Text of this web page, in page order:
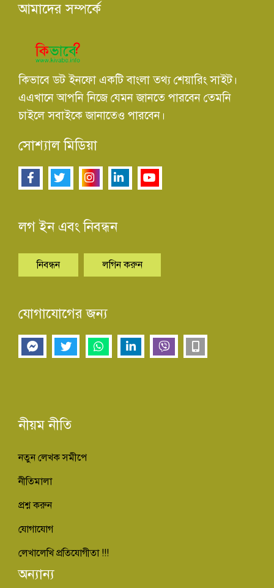
আমাদের সম্পর্কে
কিভাবে ডট ইনফো একটি বাংলা তথ্য শেয়ারিং সাইট।
এএখানে আপনি নিজে যেমন জানতে পারবেন তেমনি
চাইলে সবাইকে জানাতেও পারবেন।
সোশ্যাল মিডিয়া
লগ ইন এবং নিবন্ধন
নিবন্ধন লগিন করুন
যোগাযোগের জন্য
নীয়ম নীতি
নতুন লেখক সমীপে
নীতিমালা
প্রশ্ন করুন
যোগাযোগ
লেখালেখি প্রতিযোগীতা !!!
অন্যান্য